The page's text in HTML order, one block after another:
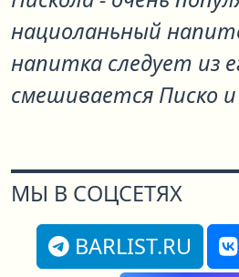
нациоланьный
напитка следует из
смешивается Писко и
МЫ В СОЦСЕТЯХ
BARLIST.RU